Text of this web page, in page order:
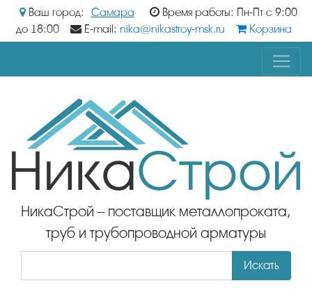
Ваш город: Самара
Время работы: Пн-Пт с 9:00
до 18:00
E-mail: nika@nikastroy-msk.ru Корзина
НикаСтрой – поставщик металлопроката,
труб и трубопроводной арматуры
Искать